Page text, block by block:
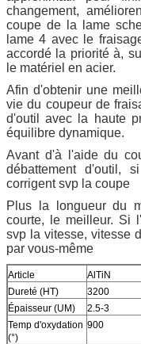
changement,
coupe de la lame
lame 4 avec le
accordé la priorité à,
le matériel en acier.
Afin d'obtenir une
vie du coupeur de
d'outil avec la haute
équilibre dynamique.
Avant d'à l'aide du
débattement d'outil,
corrigent svp la coupe
Plus la longueur du
courte, le meilleur. Si
svp la vitesse, vitesse
par vous-même
Article AlTiN
Dureté (HT)
3200
Épaisseur (UM)
2.5-3
Temp d'oxydation
(°)
900